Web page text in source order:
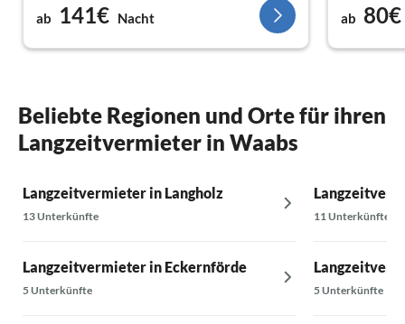
ab 141€ Nacht ab 80€
Beliebte Regionen und Orte für ihren
Langzeitvermieter in Waabs
Langzeitvermieter in Langholz
13 Unterkünfte
Langzeitvermieter in Eckernförde
5 Unterkünfte
11 Unterkünfte
5 Unterkünfte